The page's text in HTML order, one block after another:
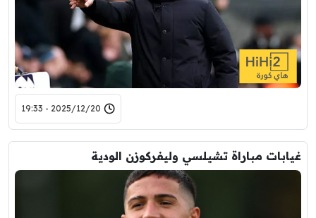
2025/12/20 - 19:33
غيابات مباراة تشيلسي وليفركوزن الودية